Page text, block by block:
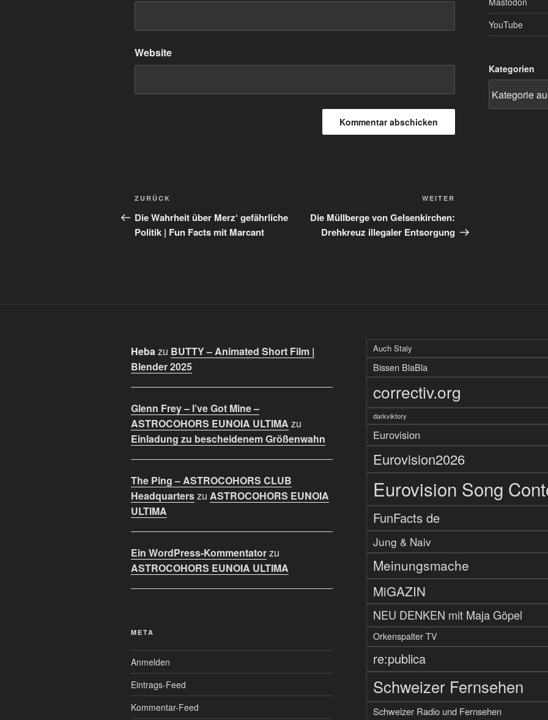
Website
Beitragsnavigation
Vorheriger
Beitrag
ZURÜCK
Die Wahrheit über Merz‘ gefährliche
Politik | Fun Facts mit Marcant
WEITER
Die Müllberge von Gelsenkirchen:
Drehkreuz illegaler Entsorgung
YouTube
Kategorien
Hebazu BUTTY – Animated Short Film |
Blender 2025
Glenn Frey – I’ve Got Mine –
ASTROCOHORS EUNOIA ULTIMA zu
Einladung zu bescheidenem Größenwahn
The Ping – ASTROCOHORS CLUB
Headquarterszu ASTROCOHORS EUNOIA
ULTIMA
Ein WordPress-Kommentatorzu
ASTROCOHORS EUNOIA ULTIMA
META
Anmelden
Eintrags-Feed
Kommentar-Feed
Auch Staiy
Bissen BlaBla
correctiv.org
darkviktory
Eurovision
Eurovision2026
Eurovision Song
FunFacts de
Jung & Naiv
Meinungsmache
MiGAZIN
NEU DENKEN mit Maja Göpel
Orkenspalter TV
re:publica
Schweizer Fernsehen
Schweizer Radio und Fernsehen